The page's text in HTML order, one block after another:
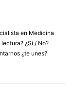
en Medicina
¿Si / No?
¿te unes?